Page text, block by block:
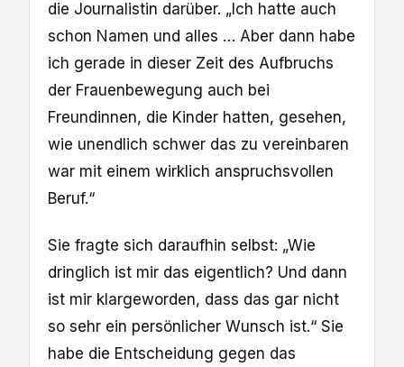
die Journalistin darüber. „Ich hatte auch
schon Namen und alles … Aber dann habe
ich gerade in dieser Zeit des Aufbruchs
der Frauenbewegung auch bei
Freundinnen, die Kinder hatten, gesehen,
wie unendlich schwer das zu vereinbaren
war mit einem wirklich anspruchsvollen
Beruf.“
Sie fragte sich daraufhin selbst: „Wie
dringlich ist mir das eigentlich? Und dann
ist mir klargeworden, dass das gar nicht
so sehr ein persönlicher Wunsch ist.“ Sie
habe die Entscheidung gegen das